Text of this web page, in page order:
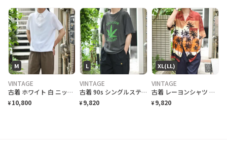
M
VINTAGE
古着 ホワイト 白 ニットポロ ポロシャツ 半袖ポロシャツ プルオーバー
¥ 10,800
L
VINTAGE
古着 90s シングルステッチ 大麻合法化運動 プリントTシャツ フェード
¥ 9,820
XL(LL)
VINTAGE
古着 レーヨンシャツ アロハシャツ 夕日 半袖シャツ オープンカラーシャツ
¥ 9,820